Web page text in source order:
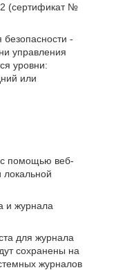
(сертификат №
безопасности -
управления
уровни:
или
помощью веб-
локальной
и журнала
для журнала
сохранены на
журналов